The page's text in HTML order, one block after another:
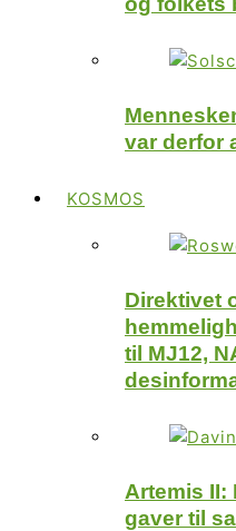
var derfor
KOSMOS
Direktivet
til MJ12,
Artemis II:
gaver til